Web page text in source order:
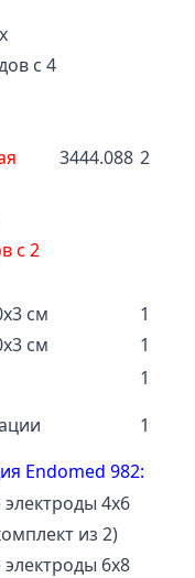
с 4
с 2
3444.088 2
см
см
1
1
1
1
Endomed 982:
4х6
из 2)
6х8